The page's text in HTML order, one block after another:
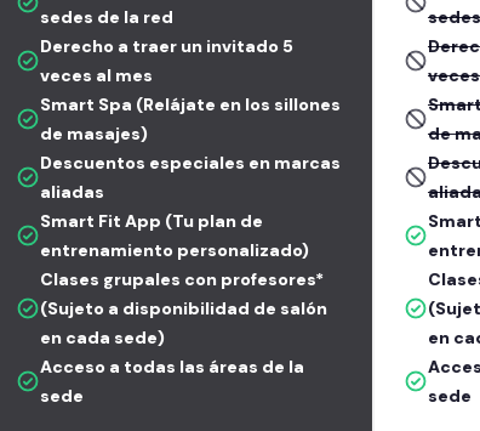
sedes de la red
Derecho a traer un invitado 5
veces al mes
Smart Spa (Relájate en los sillones
de masajes)
Descuentos especiales en marcas
aliadas
Smart Fit App (Tu plan de
entrenamiento personalizado)
Clases grupales con profesores*
(Sujeto a disponibilidad de salón
en cada sede)
Acceso a todas las áreas de la
sede
de
en
sede